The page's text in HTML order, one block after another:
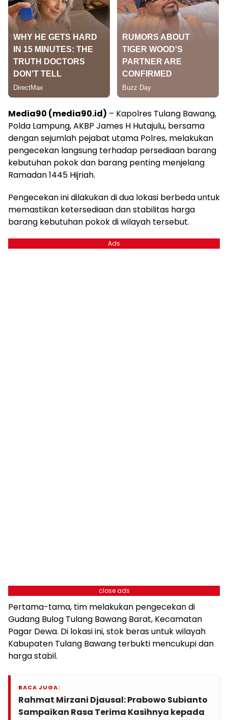
Media90 (media90.id) – Kapolres Tulang Bawang,
Polda Lampung, AKBP James H Hutajulu, bersama
dengan sejumlah pejabat utama Polres, melakukan
pengecekan langsung terhadap persediaan barang
kebutuhan pokok dan barang penting menjelang
Ramadan 1445 Hijriah.
Pengecekan ini dilakukan di dua lokasi berbeda untuk
memastikan ketersediaan dan stabilitas harga
barang kebutuhan pokok di wilayah tersebut.
Ads
close ads
Pertama-tama, tim melakukan pengecekan di
Gudang Bulog Tulang Bawang Barat, Kecamatan
Pagar Dewa. Di lokasi ini, stok beras untuk wilayah
Kabupaten Tulang Bawang terbukti mencukupi dan
harga stabil.
BACA JUGA:
Rahmat Mirzani Djausal: Prabowo Subianto
Sampaikan Rasa Terima Kasihnya kepada